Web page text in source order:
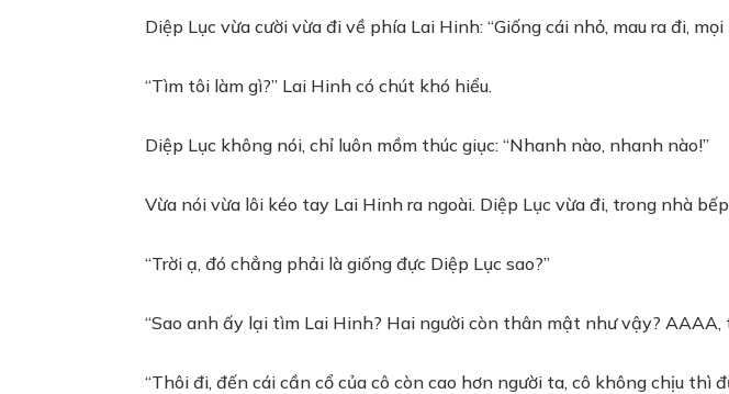
Diệp Lục vừa cười vừa đi về phía Lai Hinh: “Giống cái nhỏ, mau ra đi,
“Tìm tôi làm gì?” Lai Hinh có chút khó hiểu.
Diệp Lục không nói, chỉ luôn mồm thúc giục: “Nhanh nào, nhanh nào!”
Vừa nói vừa lôi kéo tay Lai Hinh ra ngoài. Diệp Lục vừa đi, trong nhà
“Trời ạ, đó chẳng phải là giống đực Diệp Lục sao?”
“Sao anh ấy lại tìm Lai Hinh? Hai người còn thân mật như vậy? AAAA,
“Thôi đi, đến cái cần cổ của cô còn cao hơn người ta, cô không chịu